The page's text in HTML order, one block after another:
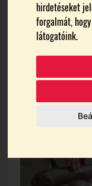
hirdetéseket
forgalmát,
látogatóink.
Témák: Etyek